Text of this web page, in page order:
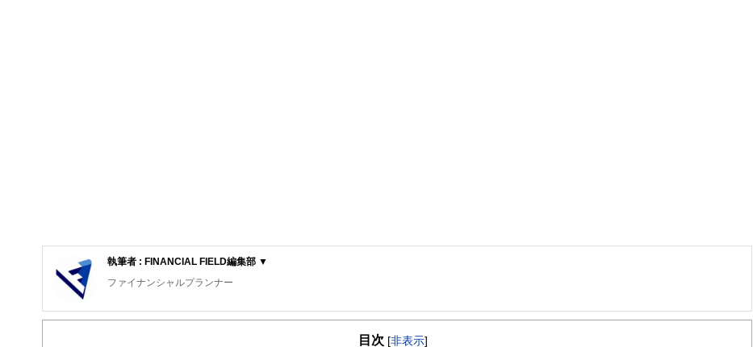
執筆者 : FINANCIAL FIELD編集部 ▼
ファイナンシャルプランナー
FinancialField編集部は、金融、経済に関する記事を、日々の暮らしにどのような影響を与えるかという視点で、お金の知識がない方でも理解でき
目次 [非表示]